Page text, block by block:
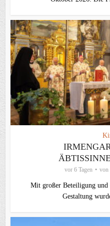
vor 6 Tagen von
Mit großer Beteiligung und
Gestaltung